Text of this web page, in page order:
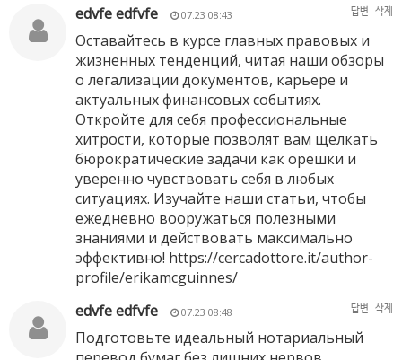
edvfe edfvfe
07.23 08:43 답변 삭제
Оставайтесь в курсе главных правовых и
жизненных тенденций, читая наши обзоры
о легализации документов, карьере и
актуальных финансовых событиях.
Откройте для себя профессиональные
хитрости, которые позволят вам щелкать
бюрократические задачи как орешки и
уверенно чувствовать себя в любых
ситуациях. Изучайте наши статьи, чтобы
ежедневно вооружаться полезными
знаниями и действовать максимально
эффективно! https://cercadottore.it/author-
profile/erikamcguinnes/
edvfe edfvfe
07.23 08:48 답변 삭제
Подготовьте идеальный нотариальный